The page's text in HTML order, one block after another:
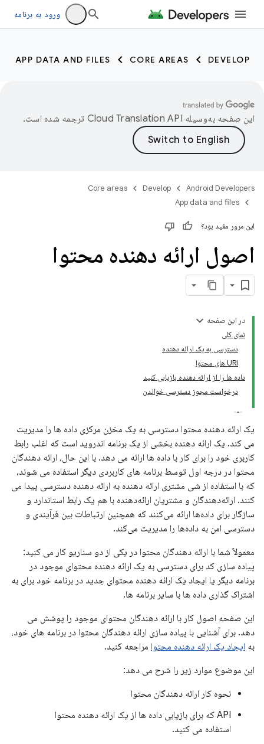
ورود به برنامه
DEVELOP
CORE AREAS
APP DATA AND FILES
این صفحه به‌وسیله ترجمه شده است.
Android Developers
Develop
Core areas
App data and files
این مرور مفید بود؟
اصول ارائه دهنده محتوا
در این صفحه
نمای کلی
دسترسی به یک ارائه دهنده
URI های محتوا
داده ها را از ارائه دهنده بازیابی کنید
درخواست مجوز دسترسی خواندن
یک ارائه دهنده محتوا دسترسی به یک مخزن مرکزی داده ها را مدیریت
می کند. یک ارائه دهنده بخشی از یک برنامه اندروید است که اغلب رابط
کاربری خود را برای کار با داده ها ارائه می دهد. با این حال، ارائه دهندگان
محتوا در درجه اول توسط برنامه های کاربردی دیگر استفاده می شوند،
که با استفاده از شی مشتری ارائه دهنده به ارائه دهنده دسترسی پیدا می
کنند. ارائه‌دهندگان و مشتریان ارائه‌دهنده با هم یک رابط استاندارد و
سازگار برای داده‌ها ارائه می‌کنند که همچنین ارتباطات بین فرآیندی و
دسترسی امن به داده‌ها را مدیریت می‌کند.
معمولاً شما با ارائه دهندگان محتوا در یکی از دو سناریو کار می کنید:
پیاده سازی کد برای دسترسی به یک ارائه دهنده محتوای موجود در
برنامه دیگر یا ایجاد یک ارائه دهنده محتوای جدید در برنامه خود برای به
اشتراک گذاری داده ها با سایر برنامه ها.
این صفحه اصول کار با ارائه دهندگان محتوای موجود را پوشش می
دهد. برای آشنایی با پیاده سازی ارائه دهندگان محتوا در برنامه های خود،
به ایجاد یک ارائه دهنده محتوا مراجعه کنید.
این موضوع موارد زیر را شرح می دهد:
نحوه کار ارائه دهندگان محتوا
API که برای بازیابی داده ها از یک ارائه دهنده محتوا
استفاده می کنید.